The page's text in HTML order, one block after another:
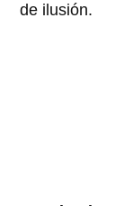
de ilusión.